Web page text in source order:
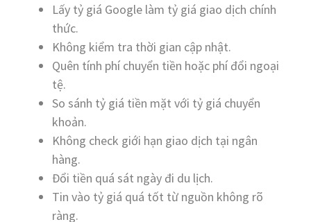
Lấy tỷ giá Google làm tỷ giá giao dịch chính
thức.
Không kiểm tra thời gian cập nhật.
Quên tính phí chuyển tiền hoặc phí đổi ngoại
tệ.
So sánh tỷ giá tiền mặt với tỷ giá chuyển
khoản.
Không check giới hạn giao dịch tại ngân
hàng.
Đổi tiền quá sát ngày đi du lịch.
Tin vào tỷ giá quá tốt từ nguồn không rõ
ràng.